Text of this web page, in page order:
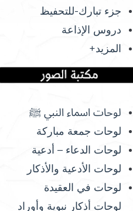
جزء تبارك-للتحفيظ
دروس الإذاعة
المزيد+
لوحات اسماء النبي ﷺ
لوحات جمعة مباركة
لوحات الدعاء – أدعية
لوحات الأدعية والأذكار
لوحات في العقيدة
لوحات أذكار نبوية وأوراد